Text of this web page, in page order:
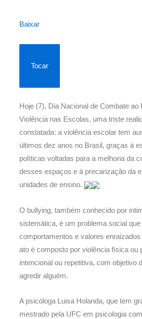
Baixar
Tocar
Hoje (7), Dia Nacional de Combate ao
Violência nas Escolas, uma triste
constatada: a violência escolar tem
últimos dez anos no Brasil, graças à
políticas voltadas para a melhoria da
desses espaços e à precarização da
unidades de ensino.
O bullying, também conhecido por
sistemática, é um problema social que
comportamentos e valores
ato é composto por violência física ou
intencional ou repetitiva, com objetivo
agredir alguém.
A psicóloga Luisa Holanda, que tem
mestrado pela UFC em psicologia